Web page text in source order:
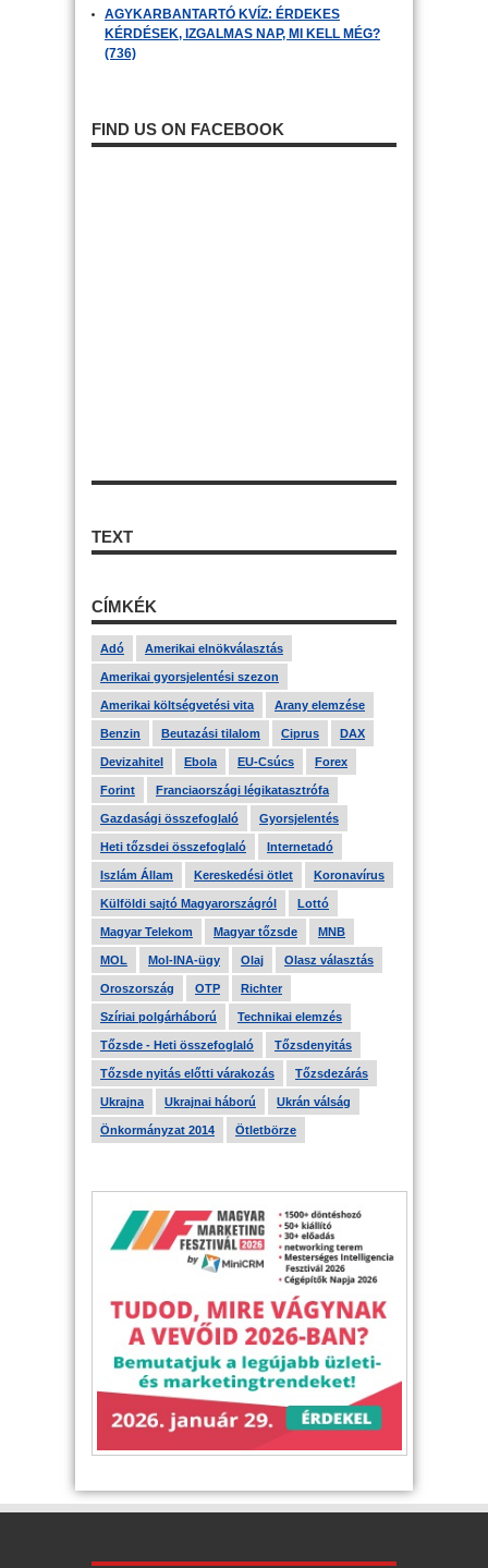
AGYKARBANTARTÓ KVÍZ: ÉRDEKES
KÉRDÉSEK, IZGALMAS NAP, MI KELL MÉG?
(736)
FIND US ON FACEBOOK
TEXT
CÍMKÉK
Adó Amerikai elnökválasztás
Amerikai gyorsjelentési szezon
Amerikai költségvetési vita Arany elemzése
Benzin Beutazási tilalom Ciprus DAX
Devizahitel Ebola EU-Csúcs Forex
Forint Franciaországi légikatasztrófa
Gazdasági összefoglaló Gyorsjelentés
Heti tőzsdei összefoglaló Internetadó
Iszlám Állam Kereskedési ötlet Koronavírus
Külföldi sajtó Magyarországról Lottó
Magyar Telekom Magyar tőzsde MNB
MOL Mol-INA-ügy Olaj Olasz választás
Oroszország OTP Richter
Szíriai polgárháború Technikai elemzés
Tőzsde - Heti összefoglaló Tőzsdenyitás
Tőzsde nyitás előtti várakozás Tőzsdezárás
Ukrajna Ukrajnai háború Ukrán válság
Önkormányzat 2014 Ötletbörze